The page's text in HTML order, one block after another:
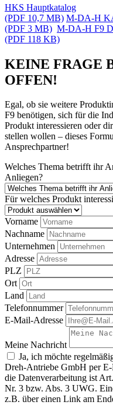
HKS Hauptkatalog
(PDF 10,7 MB) M-DA-H
(PDF 3 MB) M-DA-H F9
(PDF 118 KB)
KEINE FRAGE
OFFEN!
Egal, ob sie weitere
F9 benötigen, sich für die
Produkt interessieren oder
stellen wollen – dieses
Ansprechpartner!
Welches Thema betrifft ihr
Anliegen?
Für welches Produkt
Vorname
Nachname
Unternehmen
Adresse
PLZ
Ort
Land
Telefonnummer
E-Mail-Adresse
Meine Nachricht
Ja, ich möchte
Dreh-Antriebe GmbH per
die Datenverarbeitung ist
Nr. 3 bzw. Abs. 3 UWG.
z.B. über einen Link am